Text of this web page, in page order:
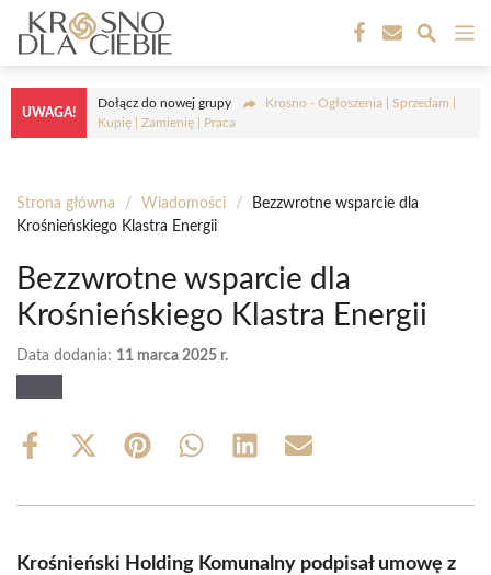
Przejdź
treści
UWAGA!
Dołącz do nowej grupy
Krosno - Ogłoszenia | Sprzedam |
Kupię | Zamienię | Praca
Strona główna / Wiadomości /
Bezzwrotne wsparcie dla
Krośnieńskiego Klastra Energii
Bezzwrotne wsparcie dla
Krośnieńskiego Klastra Energii
Data dodania: 11 marca 2025 r.
Share
Share
(Twitter)
Share Share Share Share
Krośnieński Holding Komunalny podpisał umowę z